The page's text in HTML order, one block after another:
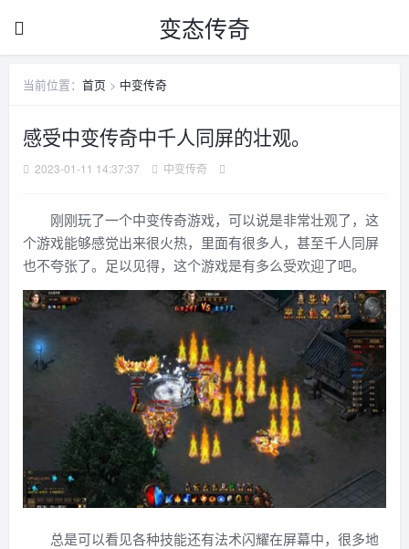
变态传奇
当前位置： 首页 > 中变传奇
感受中变传奇中千人同屏的壮观。
2023-01-11 14:37:37 中变传奇
刚刚玩了一个中变传奇游戏，可以说是非常壮观了，这
个游戏能够感觉出来很火热，里面有很多人，甚至千人同屏
也不夸张了。足以见得，这个游戏是有多么受欢迎了吧。
总是可以看见各种技能还有法术闪耀在屏幕中，很多地